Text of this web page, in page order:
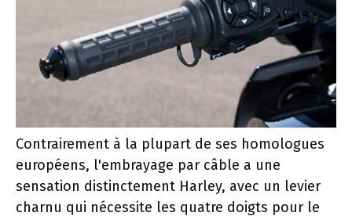
Contrairement à la plupart de ses homologues
européens, l'embrayage par câble a une
sensation distinctement Harley, avec un levier
charnu qui nécessite les quatre doigts pour le